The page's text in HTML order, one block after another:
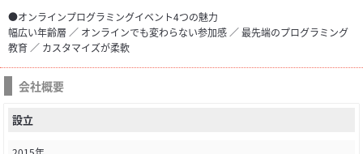
●オンラインプログラミングイベント4つの魅力
幅広い年齢層 ／ オンラインでも変わらない参加感 ／ 最先端のプログラミング
教育 ／ カスタマイズが柔軟
会社概要
設立